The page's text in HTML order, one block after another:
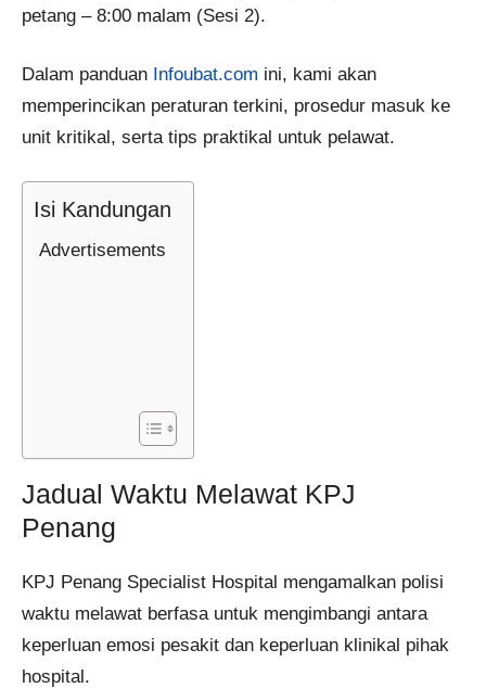
petang – 8:00 malam (Sesi 2).
Dalam panduan Infoubat.com ini, kami akan
memperincikan peraturan terkini, prosedur masuk ke
unit kritikal, serta tips praktikal untuk pelawat.
Isi Kandungan
Advertisements
Jadual Waktu Melawat KPJ
Penang
KPJ Penang Specialist Hospital mengamalkan polisi
waktu melawat berfasa untuk mengimbangi antara
keperluan emosi pesakit dan keperluan klinikal pihak
hospital.